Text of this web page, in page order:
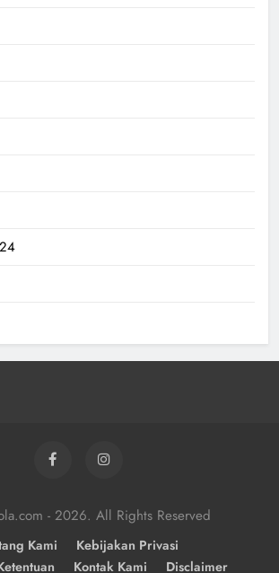
- 2026. All Rights Reserved
Kami
Kebijakan Privasi
Kontak Kami Disclaimer